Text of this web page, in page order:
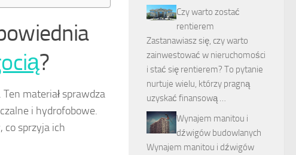
?
. Ten materiał sprawdza
i hydrofobowe.
co sprzyja ich
Czy warto zostać
rentierem
Zastanawiasz się, czy warto
zainwestować w nieruchomości
i stać się rentierem? To pytanie
nurtuje wielu, którzy pragną
uzyskać finansową …
Wynajem manitou i
dźwigów budowlanych
Wynajem manitou i dźwigów